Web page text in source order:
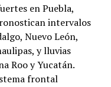
en Puebla,
intervalos
Nuevo León,
y lluvias
Roo y Yucatán.
frontal